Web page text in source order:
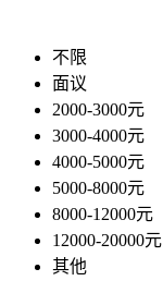
不限
面议
2000-3000元
3000-4000元
4000-5000元
5000-8000元
8000-12000元
12000-20000元
其他